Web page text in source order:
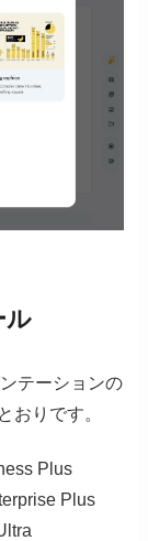
ル
テーションの
おりです。
Plus
Plus